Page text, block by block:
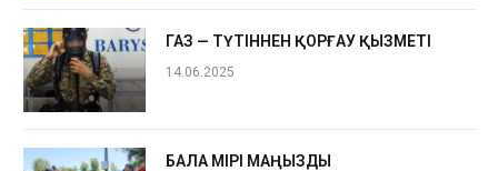
ГАЗ — ТҮТІННЕН ҚОРҒАУ ҚЫЗМЕТІ
14.06.2025
БАЛА ӨМІРІ МАҢЫЗДЫ